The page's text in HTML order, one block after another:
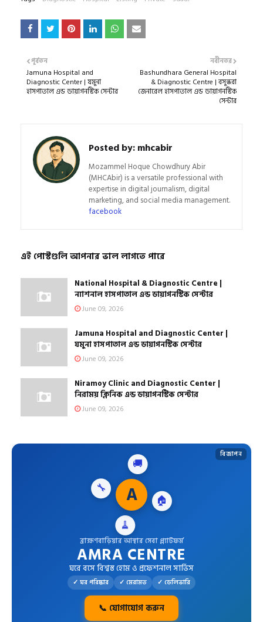
নবীনতর
Bashundhara General Hospital
& Diagnostic Centre | বসুন্ধরা
জেনারেল হাসপাতাল এন্ড ডায়াগনস্টিক
সেন্টার
পূর্বতন
Jamuna Hospital and
Diagnostic Center | যমুনা
হাসপাতাল এন্ড ডায়াগনস্টিক সেন্টার
Posted by:mhcabir
Mozammel Hoque Chowdhury Abir
(MHCAbir) is a versatile professional with
expertise in digital journalism, digital
marketing, and social media management.
facebook
এই পোস্টগুলি আপনার ভাল লাগতে পারে
National Hospital & Diagnostic Centre |
ন্যাশনাল হাসপাতাল এন্ড ডায়াগনস্টিক সেন্টার
June 09, 2026
Jamuna Hospital and Diagnostic Center |
যমুনা হাসপাতাল এন্ড ডায়াগনস্টিক সেন্টার
June 09, 2026
Niramoy Clinic and Diagnostic Center |
নিরাময় ক্লিনিক এন্ড ডায়াগনস্টিক সেন্টার
June 09, 2026
বিজ্ঞাপন
🏠
🧹
🔧 🚚
A
ব্রাহ্মণবাড়িয়ার আস্থার সেবা প্ল্যাটফর্ম
AMRA CENTRE
ঘরে বসে বিশ্বস্ত হোম ও প্রফেশনাল সার্ভিস
✓ ঘর পরিষ্কার ✓ মেরামত ✓ ডেলিভারি
📞 যোগাযোগ করুন